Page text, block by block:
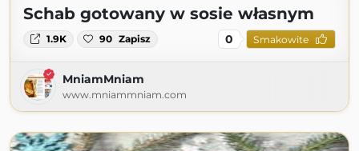
Schab gotowany w sosie własnym
1.9K 90 Zapisz 0 Smakowite
MniamMniam
www.mniammniam.com